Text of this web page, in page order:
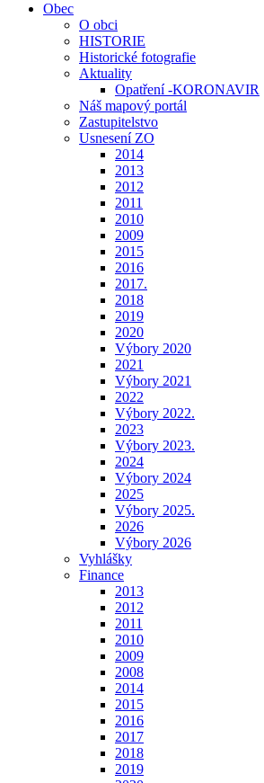
Obec
O obci
HISTORIE
Historické fotografie
Aktuality
Opatření -KORONAVIR
Náš mapový portál
Zastupitelstvo
Usnesení ZO
2014
2013
2012
2011
2010
2009
2015
2016
2017.
2018
2019
2020
Výbory 2020
2021
Výbory 2021
2022
Výbory 2022.
2023
Výbory 2023.
2024
Výbory 2024
2025
Výbory 2025.
2026
Výbory 2026
Vyhlášky
Finance
2013
2012
2011
2010
2009
2008
2014
2015
2016
2017
2018
2019